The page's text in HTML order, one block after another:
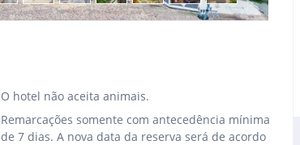
O hotel não aceita animais.
Remarcações somente com antecedência mínima
de 7 dias. A nova data da reserva será de acordo